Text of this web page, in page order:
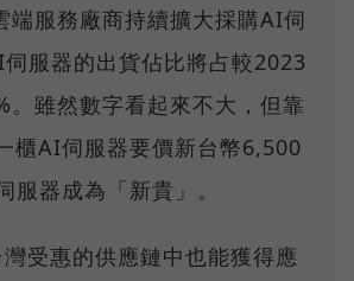
端服務廠商持續擴大採購AI伺
服器的出貨佔比將占較2023
。雖然數字看起來不大，但靠
櫃AI伺服器要價新台幣6,500
器成為「新貴」。
受惠的供應鏈中也能獲得應